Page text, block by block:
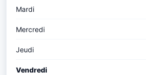
Mardi
Mercredi
Jeudi
Vendredi